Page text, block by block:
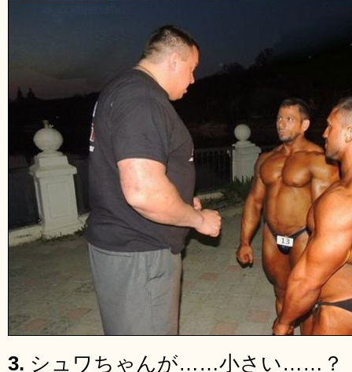
3. シュワちゃんが……小さい……？